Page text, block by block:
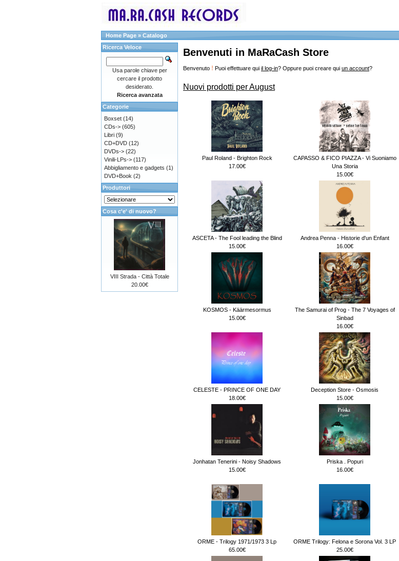
Home Page » Catalogo
Benvenuti in MaRaCash Store
Benvenuto ! Puoi effettuare qui il log-in? Oppure puoi creare qui un account?
Nuovi prodotti per August
Paul Roland - Brighton Rock
17.00€
CAPASSO & FICO PIAZZA - Vi Suoniamo
Una Storia
15.00€
ASCETA - The Fool leading the Blind
15.00€
Andrea Penna - Historie d'un Enfant
16.00€
KOSMOS - Käärmesormus
15.00€
The Samurai of Prog - The 7 Voyages of
Sinbad
16.00€
CELESTE - PRINCE OF ONE DAY
18.00€
Deception Store - Osmosis
15.00€
Jonhatan Tenerini - Noisy Shadows
15.00€
Priska . Popuri
16.00€
ORME - Trilogy 1971/1973 3 Lp
65.00€
ORME Trilogy: Felona e Sorona Vol. 3 LP
25.00€
Ricerca Veloce
Usa parole chiave per
cercare il prodotto
desiderato.
Ricerca avanzata
Categorie
Boxset (14)
CDs-> (605)
Libri (9)
CD+DVD (12)
DVDs-> (22)
Vinili-LPs-> (117)
Abbigliamento e gadgets (1)
DVD+Book (2)
Produttori
Cosa c'e' di nuovo?
VIII Strada - Città Totale
20.00€